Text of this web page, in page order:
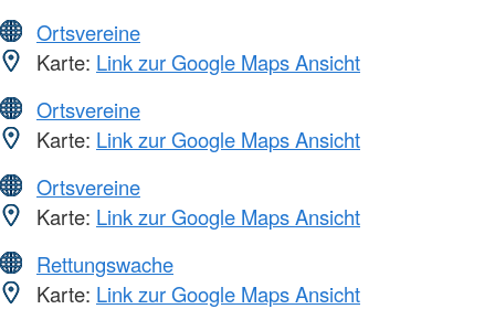
Ortsvereine
Karte: Link zur Google Maps Ansicht
Ortsvereine
Karte: Link zur Google Maps Ansicht
Ortsvereine
Karte: Link zur Google Maps Ansicht
Rettungswache
Karte: Link zur Google Maps Ansicht